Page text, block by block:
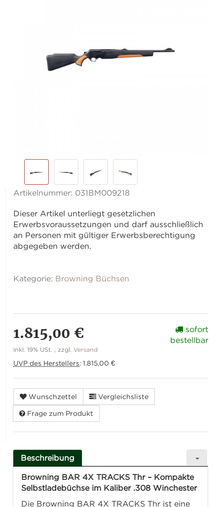
Artikelnummer: 031BM009218
Dieser Artikel unterliegt gesetzlichen
Erwerbsvoraussetzungen und darf ausschließlich
an Personen mit gültiger Erwerbsberechtigung
abgegeben werden.
Kategorie: Browning Büchsen
1.815,00 €
inkl. 19% USt. , zzgl.Versand
UVP des Herstellers:1.815,00 €
sofort
bestellbar
Wunschzettel Vergleichsliste
Frage zum Produkt
Beschreibung
Browning BAR 4X TRACKS Thr – Kompakte
Selbstladebüchse im Kaliber .308 Winchester
Die Browning BAR 4X TRACKS Thr ist eine